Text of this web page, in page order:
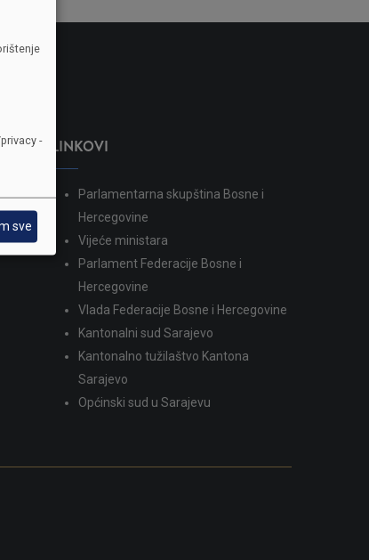
LINKOVI
Parlamentarna skupština Bosne i
Hercegovine
Vijeće ministara
Parlament Federacije Bosne i
Hercegovine
Vlada Federacije Bosne i Hercegovine
Kantonalni sud Sarajevo
Kantonalno tužilaštvo Kantona
Sarajevo
Općinski sud u Sarajevu
-
sve